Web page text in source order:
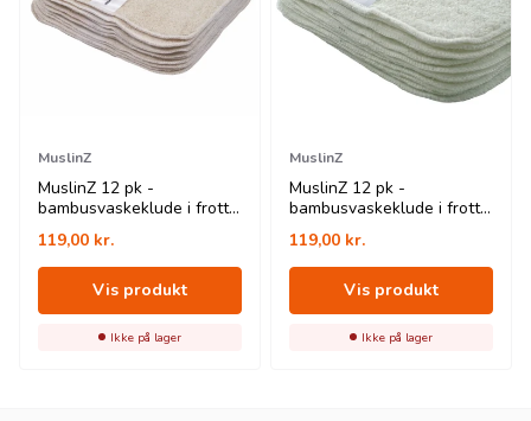
MuslinZ
MuslinZ 12 pk -
bambusvaskeklude i frotte
119,00 kr.
Vis produkt
Ikke på lager
MuslinZ
MuslinZ 12 pk -
bambusvaskeklude i frotte
119,00 kr.
Vis produkt
Ikke på lager